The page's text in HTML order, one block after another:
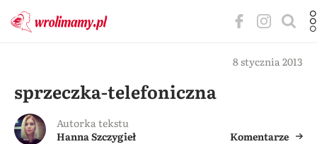
8 stycznia 2013
sprzeczka-telefoniczna
Autorka tekstu
Hanna Szczygieł
Komentarze